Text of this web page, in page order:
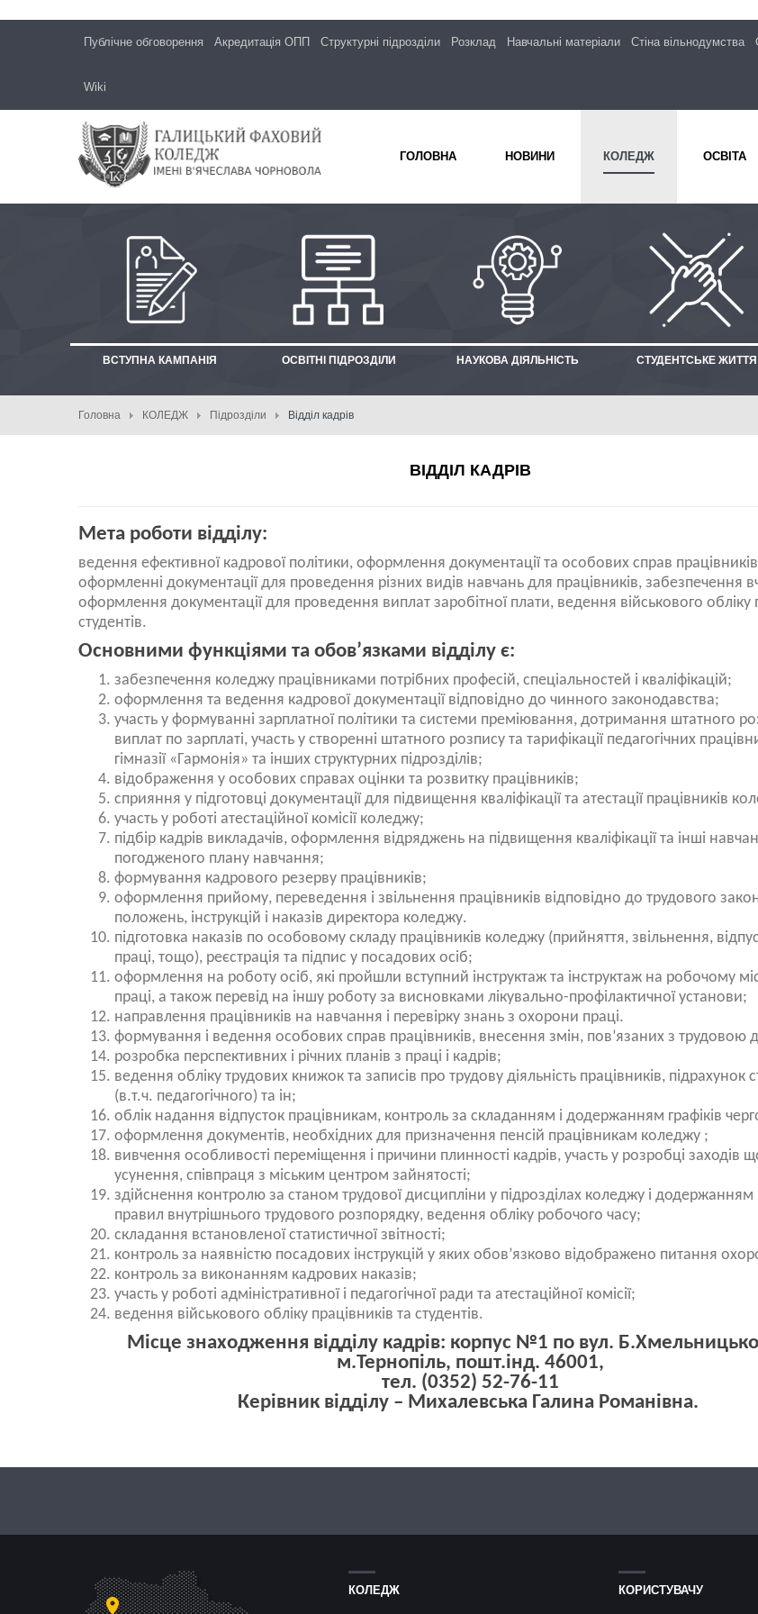
Публічне обговорення Акредитація ОПП Структурні підрозділи Розклад Навчальні матеріали Стіна вільнодумства
Wiki
ГОЛОВНА НОВИНИ КОЛЕДЖ ОСВІТА
ВСТУПНА КАМПАНІЯ ОСВІТНІ ПІДРОЗДІЛИ НАУКОВА ДІЯЛЬНІСТЬ СТУДЕНТСЬКЕ ЖИТТЯ
Головна КОЛЕДЖ Підрозділи Відділ кадрів
ВІДДІЛ КАДРІВ
Мета роботи відділу:
ведення ефективної кадрової політики, оформлення документації та особових справ
оформленні документації для проведення різних видів навчань для працівників, забезпечення
оформлення документації для проведення виплат заробітної плати, ведення військового обліку
студентів.
Основними функціями та обов’язками відділу є:
забезпечення коледжу працівниками потрібних професій, спеціальностей і кваліфікацій;
оформлення та ведення кадрової документації відповідно до чинного законодавства;
участь у формуванні зарплатної політики та системи преміювання, дотримання штатного
виплат по зарплаті, участь у створенні штатного розпису та тарифікації педагогічних
гімназії «Гармонія» та інших структурних підрозділів;
відображення у особових справах оцінки та розвитку працівників;
сприяння у підготовці документації для підвищення кваліфікації та атестації працівників
участь у роботі атестаційної комісії коледжу;
підбір кадрів викладачів, оформлення відряджень на підвищення кваліфікації та інші
погодженого плану навчання;
формування кадрового резерву працівників;
оформлення прийому, переведення і звільнення працівників відповідно до трудового
положень, інструкцій і наказів директора коледжу.
підготовка наказів по особовому складу працівників коледжу (прийняття, звільнення,
праці, тощо), реєстрація та підпис у посадових осіб;
оформлення на роботу осіб, які пройшли вступний інструктаж та інструктаж на робочому
праці, а також перевід на іншу роботу за висновками лікувально-профілактичної установи;
направлення працівників на навчання і перевірку знань з охорони праці.
формування і ведення особових справ працівників, внесення змін, пов’язаних з трудовою
розробка перспективних і річних планів з праці і кадрів;
ведення обліку трудових книжок та записів про трудову діяльність працівників, підрахунок
(в.т.ч. педагогічного) та ін;
облік надання відпусток працівникам, контроль за складанням і додержанням графіків
оформлення документів, необхідних для призначення пенсій працівникам коледжу ;
вивчення особливості переміщення і причини плинності кадрів, участь у розробці заходів
усунення, співпраця з міським центром зайнятості;
здійснення контролю за станом трудової дисципліни у підрозділах коледжу і
правил внутрішнього трудового розпорядку, ведення обліку робочого часу;
складання встановленої статистичної звітності;
контроль за наявністю посадових інструкцій у яких обов’язково відображено питання
контроль за виконанням кадрових наказів;
участь у роботі адміністративної і педагогічної ради та атестаційної комісії;
ведення військового обліку працівників та студентів.
Місце знаходження відділу кадрів: корпус №1 по вул.
м.Тернопіль, пошт.інд. 46001,
тел. (0352) 52-76-11
Керівник відділу – Михалевська Галина Романівна.
КОЛЕДЖ КОРИСТУВАЧУ